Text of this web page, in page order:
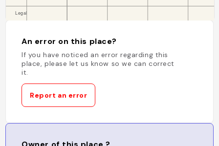
An error on this place?
If you have noticed an error regarding this
place, please let us know so we can correct
it.
Report an error